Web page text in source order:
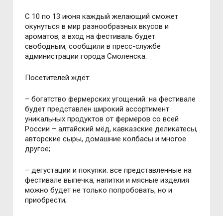
С 10 по 13 июня каждый желающий сможет
окунуться в мир разнообразных вкусов и
ароматов, а вход на фестиваль будет
свободным, сообщили в пресс-службе
администрации города Смоленска.
Посетителей ждёт:
– богатство фермерских угощений: на фестивале
будет представлен широкий ассортимент
уникальных продуктов от фермеров со всей
России – алтайский мёд, кавказские деликатесы,
авторские сыры, домашние колбасы и многое
другое;
– дегустации и покупки: все представленные на
фестивале выпечка, напитки и мясные изделия
можно будет не только попробовать, но и
приобрести;